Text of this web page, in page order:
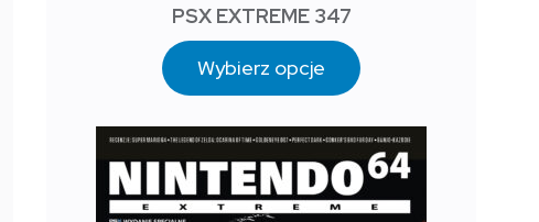
PSX EXTREME 347
Wybierz opcje